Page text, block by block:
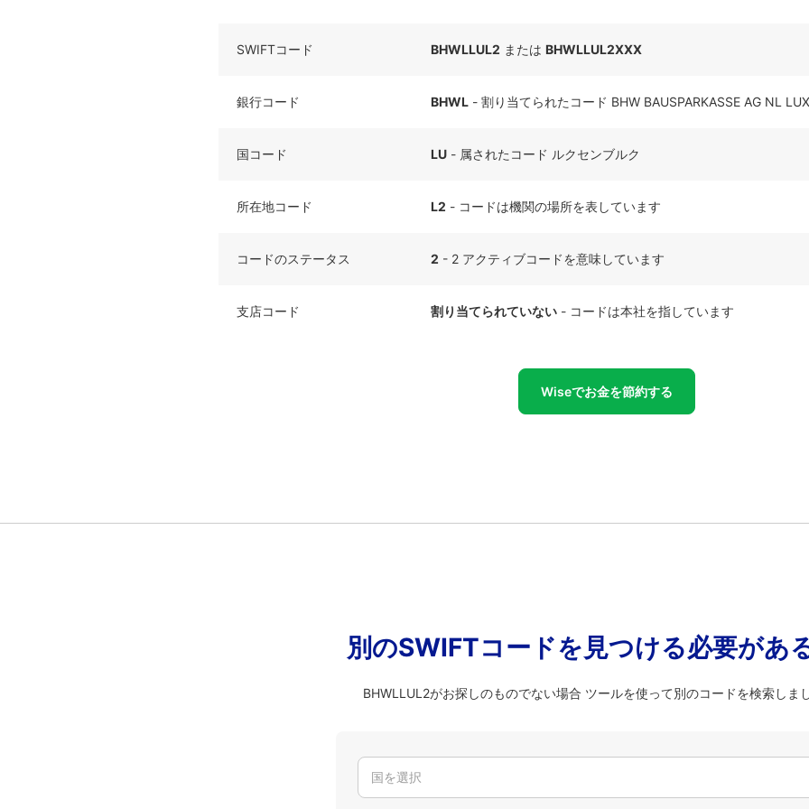
SWIFTコード BHWLLUL2 または BHWLLUL2XXX
銀行コード BHWL - 割り当てられたコード BHW BAUSPARKASSE AG NL
国コード LU - 属されたコード ルクセンブルク
所在地コード L2 - コードは機関の場所を表しています
コードのステータス 2 - 2 アクティブコードを意味しています
支店コード 割り当てられていない - コードは本社を指しています
Wiseでお金を節約する
別のSWIFTコードを見つける必要があ
BHWLLUL2がお探しのものでない場合 ツールを使って別のコードを検索しまし
国を選択